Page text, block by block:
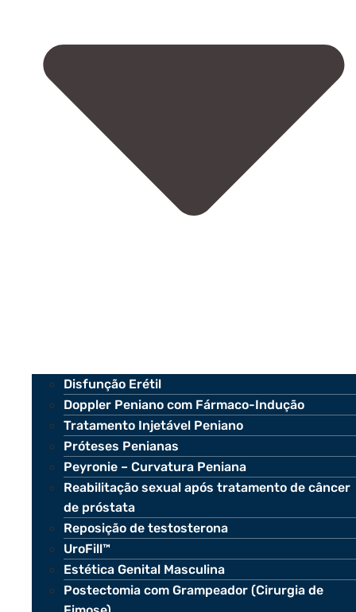
Disfunção Erétil
Doppler Peniano com Fármaco-Indução
Tratamento Injetável Peniano
Próteses Penianas
Peyronie – Curvatura Peniana
Reabilitação sexual após tratamento de câncer
de próstata
Reposição de testosterona
UroFill™
Estética Genital Masculina
Postectomia com Grampeador (Cirurgia de